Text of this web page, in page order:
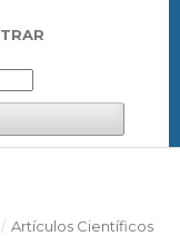
/ Artículos Científicos